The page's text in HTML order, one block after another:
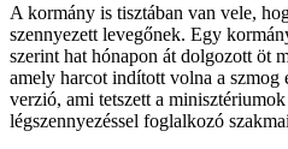
A kormány is tisztában van vele,
szennyezett levegőnek. Egy
szerint hat hónapon át dolgozott öt
amely harcot indított volna a
verzió, ami tetszett a
légszennyezéssel foglalkozó